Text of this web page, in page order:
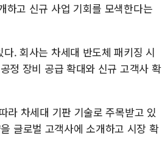
하고 신규 사업 기회를 모색한다는
. 회사는 차세대 반도체 패키징 시
정 장비 공급 확대와 신규 고객사 확
라 차세대 기판 기술로 주목받고 있
글로벌 고객사에 소개하고 시장 확